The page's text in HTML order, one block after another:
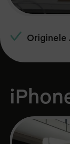
Originele